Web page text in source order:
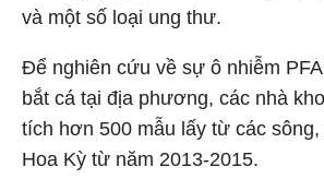
và một số loại ung thư.
Để nghiên cứu về sự ô nhiễm
bắt cá tại địa phương, các nhà
tích hơn 500 mẫu lấy từ các
Hoa Kỳ từ năm 2013-2015.